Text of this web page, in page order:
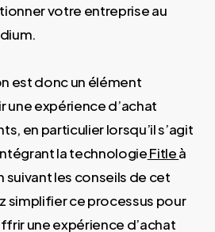
votre entreprise au
est donc un élément
expérience d’achat
en particulier lorsqu’il s’agit
la technologieFitleà
suivant les conseils de cet
simplifier ce processus pour
une expérience d’achat